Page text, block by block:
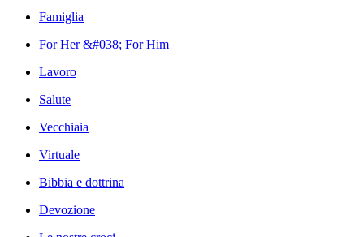
Famiglia
For Her &#038; For Him
Lavoro
Salute
Vecchiaia
Virtuale
Bibbia e dottrina
Devozione